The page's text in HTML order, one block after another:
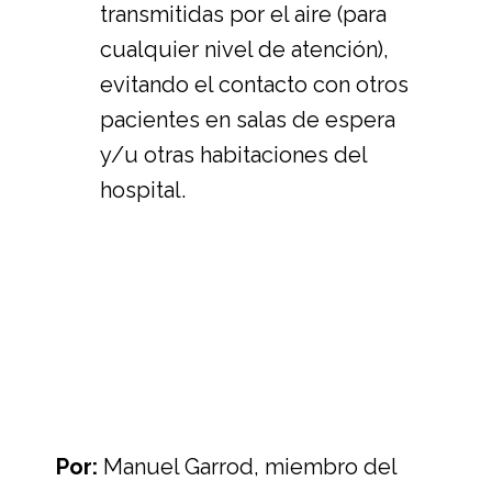
transmitidas por el aire (para
cualquier nivel de atención),
evitando el contacto con otros
pacientes en salas de espera
y/u otras habitaciones del
hospital.
Por: Manuel Garrod, miembro del